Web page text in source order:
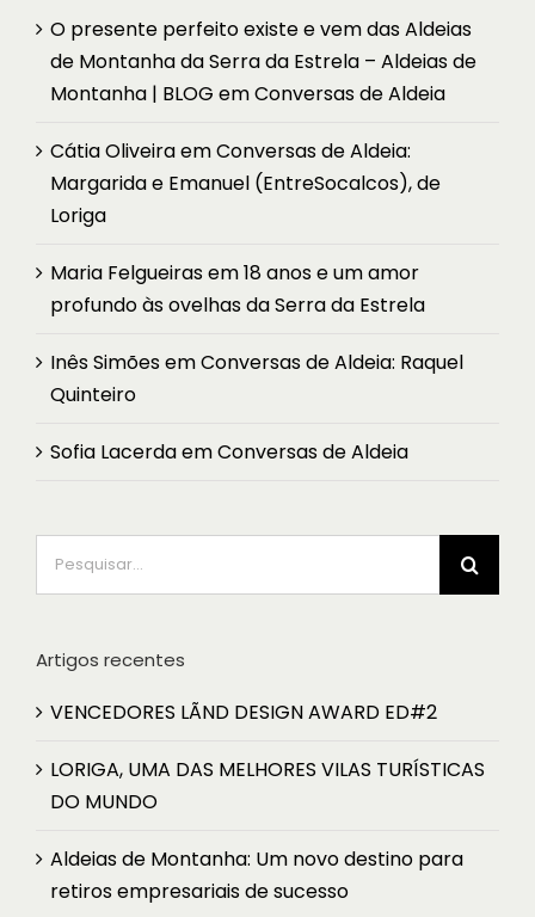
O presente perfeito existe e vem das Aldeias
de Montanha da Serra da Estrela – Aldeias de
Montanha | BLOG emConversas de Aldeia
Cátia OliveiraemConversas de Aldeia:
Margarida e Emanuel (EntreSocalcos), de
Loriga
Maria Felgueirasem18 anos e um amor
profundo às ovelhas da Serra da Estrela
Inês SimõesemConversas de Aldeia: Raquel
Quinteiro
Sofia LacerdaemConversas de Aldeia
Artigos recentes
VENCEDORES LÃND DESIGN AWARD ED#2
LORIGA, UMA DAS MELHORES VILAS TURÍSTICAS
DO MUNDO
Aldeias de Montanha: Um novo destino para
retiros empresariais de sucesso